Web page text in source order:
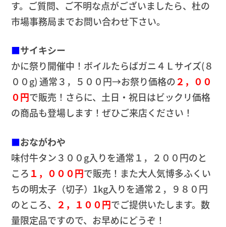
す。ご質問、ご不明な点がございましたら、杜の
市場事務局までお問い合わせ下さい。
■サイキシー
かに祭り開催中！ボイルたらばガニ４Ｌサイズ(８
００g) 通常３，５００円→お祭り価格の２，００
０円で販売！さらに、土日・祝日はビックリ価格
の商品も登場します！ぜひご来店ください！
■おながわや
味付牛タン３００g入りを通常１，２００円のと
ころ １，０００円で販売！また大人気博多ふくい
ちの明太子（切子）1kg入りを通常２，９８０円
のところ、
２，１００円でご提供いたします。数
量限定品ですので、お早めにどうぞ！